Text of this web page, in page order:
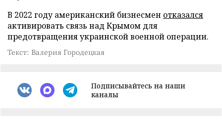
В 2022 году американский бизнесмен отказался
активировать связь над Крымом для
предотвращения украинской военной операции.
Текст: Валерия Городецкая
Подписывайтесь на наши
каналы